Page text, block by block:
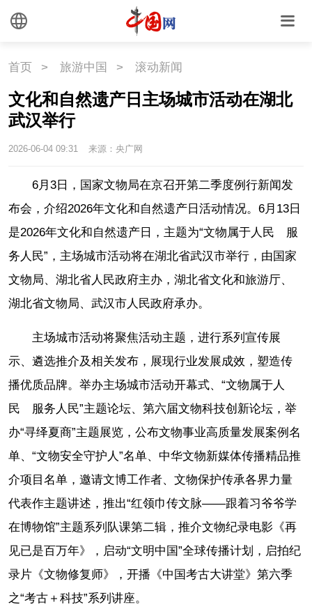
首页 > 旅游中国 > 滚动新闻
文化和自然遗产日主场城市活动在湖北
武汉举行
2026-06-04 09:31 来源：央广网
6月3日，国家文物局在京召开第二季度例行新闻发
布会，介绍2026年文化和自然遗产日活动情况。6月13日
是2026年文化和自然遗产日，主题为“文物属于人民 服
务人民”，主场城市活动将在湖北省武汉市举行，由国家
文物局、湖北省人民政府主办，湖北省文化和旅游厅、
湖北省文物局、武汉市人民政府承办。
主场城市活动将聚焦活动主题，进行系列宣传展
示、遴选推介及相关发布，展现行业发展成效，塑造传
播优质品牌。举办主场城市活动开幕式、“文物属于人
民 服务人民”主题论坛、第六届文物科技创新论坛，举
办“寻绎夏商”主题展览，公布文物事业高质量发展案例名
单、“文物安全守护人”名单、中华文物新媒体传播精品推
介项目名单，邀请文博工作者、文物保护传承各界力量
代表作主题讲述，推出“红领巾传文脉——跟着习爷爷学
在博物馆”主题系列队课第二辑，推介文物纪录电影《再
见已是百万年》，启动“文明中国”全球传播计划，启拍纪
录片《文物修复师》，开播《中国考古大讲堂》第六季
之“考古＋科技”系列讲座。